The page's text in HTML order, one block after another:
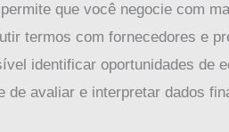
que você negocie com
termos com fornecedores e
identificar oportunidades de
de avaliar e interpretar dados